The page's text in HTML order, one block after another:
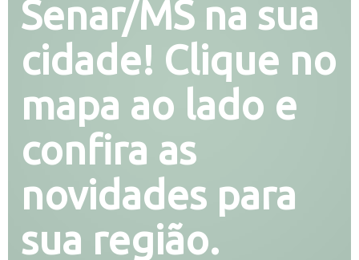
Senar/MS na sua
cidade! Clique no
mapa ao lado e
confira as
novidades para
sua região.